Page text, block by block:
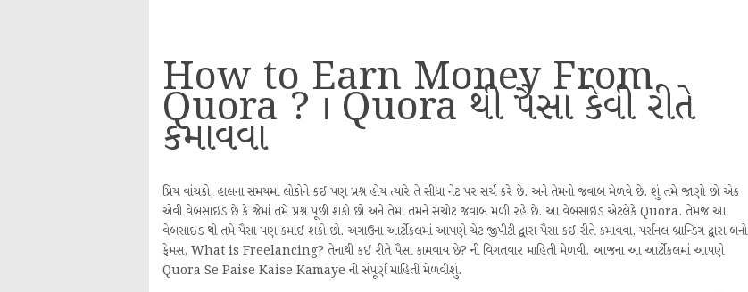
How to Earn Money From
Quora ? । Quora થી પૈસા કેવી રીતે
કમાવવા
પ્રિય વાંચકો, હાલના સમયમાં લોકોને કઈ પણ પ્રશ્ન હોય ત્યારે તે સીધા નેટ પર સર્ચ કરે છે. અને તેમનો જવાબ મેળવે છે. શું તમે જાણો છો એક
એવી વેબસાઇડ છે કે જેમાં તમે પ્રશ્ન પૂછી શકો છો અને તેમાં તમને સચોટ જવાબ મળી રહે છે. આ વેબસાઇડ એટલેકે Quora. તેમજ આ
વેબસાઇડ થી તમે પૈસા પણ કમાઈ શકો છો. અગાઉના આર્ટીકલમાં આપણે ચેટ જીપીટી દ્વારા પૈસા કઈ રીતે કમાવવા, પર્સનલ બ્રાન્ડિંગ દ્વારા બનો
ફેમસ, What is Freelancing? તેનાથી કઈ રીતે પૈસા કામવાય છે? ની વિગતવાર માહિતી મેળવી. આજના આ આર્ટીકલમાં આપણે
Quora Se Paise Kaise Kamaye ની સંપૂર્ણ માહિતી મેળવીશું.